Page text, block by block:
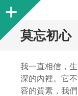
Sidebar
莫忘初心
我一直相信，
深的內裡。它
容的質素，我